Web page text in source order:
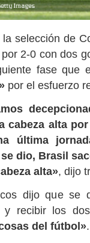
selección de
2-0 con dos
fase que
por el esfuerzo
cabeza alta
última
dio, Brasil
alta», dijo
dijo que se
recibir los
del fútbol».